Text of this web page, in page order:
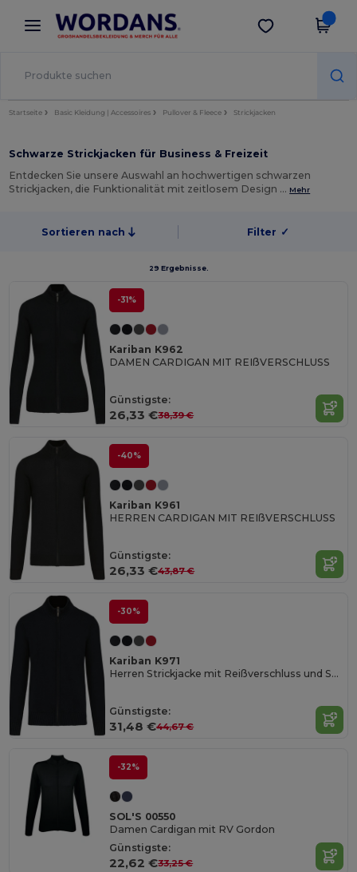
× Wordans App
Bessere Preise in der App!
App holen
Startseite Basic Kleidung | Accessoires Pullover & Fleece Strickjacken
Schwarze Strickjacken für Business & Freizeit
Entdecken Sie unsere Auswahl an hochwertigen schwarzen
Strickjacken, die Funktionalität mit zeitlosem Design … Mehr
Sortieren nach Filter ✓
29 Ergebnisse.
-31%
Kariban K962
DAMEN CARDIGAN MIT REIßVERSCHLUSS
Günstigste:
26,33 €38,39 €
-40%
Kariban K961
HERREN CARDIGAN MIT REIßVERSCHLUSS
Günstigste:
26,33 €43,87 €
-30%
Kariban K971
Herren Strickjacke mit Reißverschluss und Stehkragen
Günstigste:
31,48 €44,67 €
-32%
SOL'S 00550
Damen Cardigan mit RV Gordon
Günstigste:
22,62 €33,25 €